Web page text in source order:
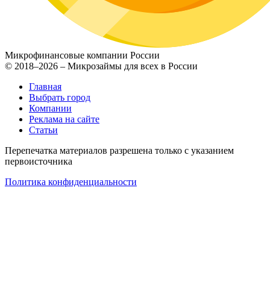
Микрофинансовые компании России
© 2018–2026 – Микрозаймы для всех в России
Главная
Выбрать город
Компании
Реклама на сайте
Статьи
Перепечатка материалов разрешена только с указанием
первоисточника
Политика конфиденциальности